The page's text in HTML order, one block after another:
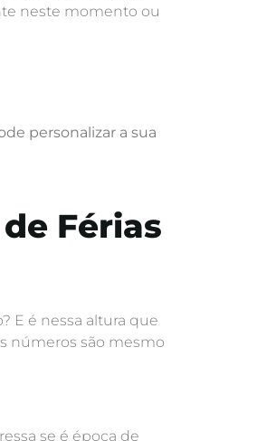
neste momento ou
personalizar a sua
Férias
E é nessa altura que
números são mesmo
se é época de